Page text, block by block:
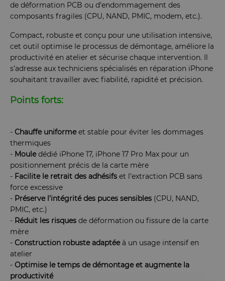
de déformation PCB ou d’endommagement des
composants fragiles (CPU, NAND, PMIC, modem, etc.).
Compact, robuste et conçu pour une utilisation intensive,
cet outil optimise le processus de démontage, améliore la
productivité en atelier et sécurise chaque intervention. Il
s’adresse aux techniciens spécialisés en réparation iPhone
souhaitant travailler avec fiabilité, rapidité et précision.
Points forts:
- Chauffe uniformeet stable pour éviter les dommages
thermiques
- Mouledédié iPhone 17, iPhone 17 Pro Max pour un
positionnement précis de la carte mère
- Facilite le retrait des adhésifs et l’extraction PCB sans
force excessive
- Préserve l’intégrité des puces sensibles (CPU, NAND,
PMIC, etc.)
- Réduit les risques de déformation ou fissure de la carte
mère
- Construction robuste adaptéeà un usage intensif en
atelier
- Optimise le temps de démontage et augmente la
productivité